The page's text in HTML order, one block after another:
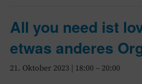
All you need ist
etwas anderes
21. Oktober 2023 | 18:00 – 20:00